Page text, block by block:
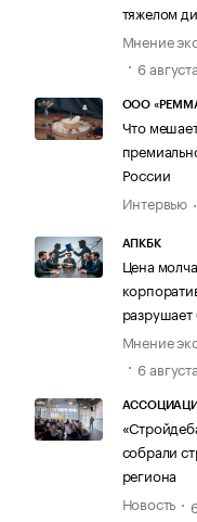
тяжелом
Мнение
6
ООО
Что
России
Интервью
АПКБК
Цена
разрушает
Мнение
6
собрали
региона
Новость